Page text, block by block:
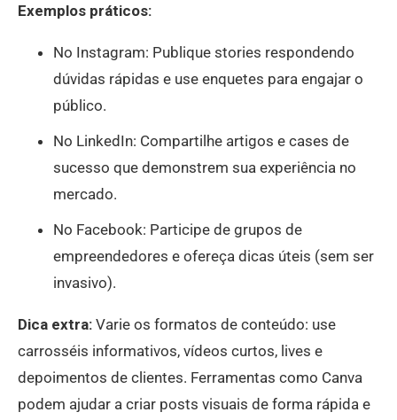
Exemplos práticos:
No Instagram: Publique stories respondendo
dúvidas rápidas e use enquetes para engajar o
público.
No LinkedIn: Compartilhe artigos e cases de
sucesso que demonstrem sua experiência no
mercado.
No Facebook: Participe de grupos de
empreendedores e ofereça dicas úteis (sem ser
invasivo).
Dica extra: Varie os formatos de conteúdo: use
carrosséis informativos, vídeos curtos, lives e
depoimentos de clientes. Ferramentas como Canva
podem ajudar a criar posts visuais de forma rápida e